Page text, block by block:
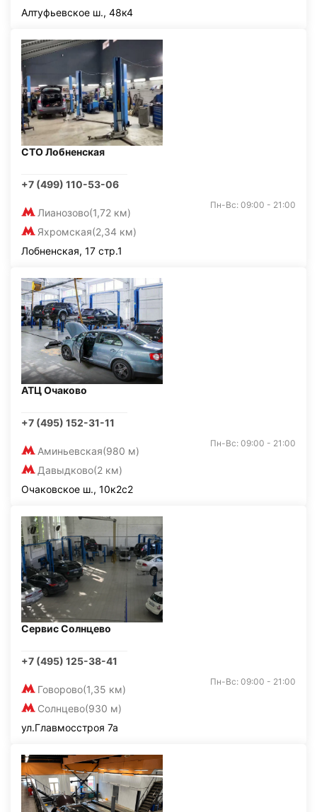
Алтуфьевское ш., 48к4
СТО Лобненская
+7 (499) 110-53-06
Лианозово(1,72 км)
Яхромская(2,34 км)
Пн-Вс: 09:00 - 21:00
Лобненская, 17 стр.1
АТЦ Очаково
+7 (495) 152-31-11
Аминьевская(980 м)
Давыдково(2 км)
Пн-Вс: 09:00 - 21:00
Очаковское ш., 10к2с2
Сервис Солнцево
+7 (495) 125-38-41
Говорово(1,35 км)
Солнцево(930 м)
Пн-Вс: 09:00 - 21:00
ул.Главмосстроя 7а